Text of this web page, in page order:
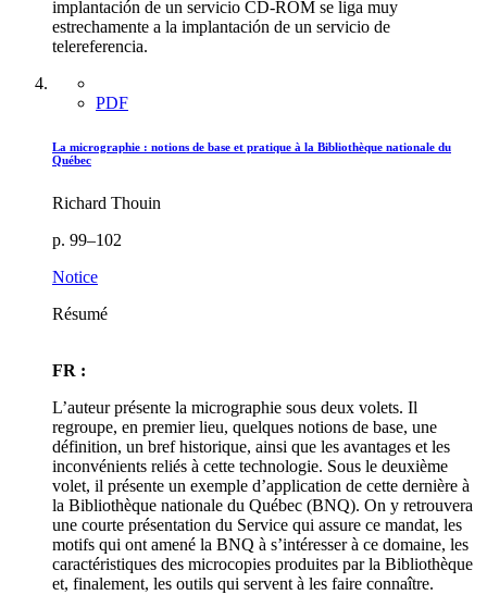
implantación de un servicio CD-ROM se liga muy
estrechamente a la implantación de un servicio de
telereferencia.
PDF
La micrographie : notions de base et pratique à la Bibliothèque nationale du
Québec
Richard Thouin
p. 99–102
Notice
Résumé
FR :
L’auteur présente la micrographie sous deux volets. Il
regroupe, en premier lieu, quelques notions de base, une
définition, un bref historique, ainsi que les avantages et les
inconvénients reliés à cette technologie. Sous le deuxième
volet, il présente un exemple d’application de cette dernière à
la Bibliothèque nationale du Québec (BNQ). On y retrouvera
une courte présentation du Service qui assure ce mandat, les
motifs qui ont amené la BNQ à s’intéresser à ce domaine, les
caractéristiques des microcopies produites par la Bibliothèque
et, finalement, les outils qui servent à les faire connaître.